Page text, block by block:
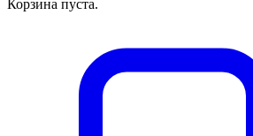
Корзина пуста.